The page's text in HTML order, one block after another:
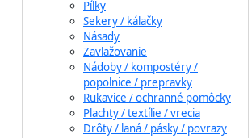
Pílky
Sekery / kálačky
Násady
Zavlažovanie
Nádoby / kompostéry /
popolnice / prepravky
Rukavice / ochranné pomôcky
Plachty / textílie / vrecia
Drôty / laná / pásky / povrazy